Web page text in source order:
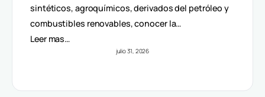
sintéticos, agroquímicos, derivados del petróleo y
combustibles renovables, conocer la…
Leer mas…
julio 31, 2026